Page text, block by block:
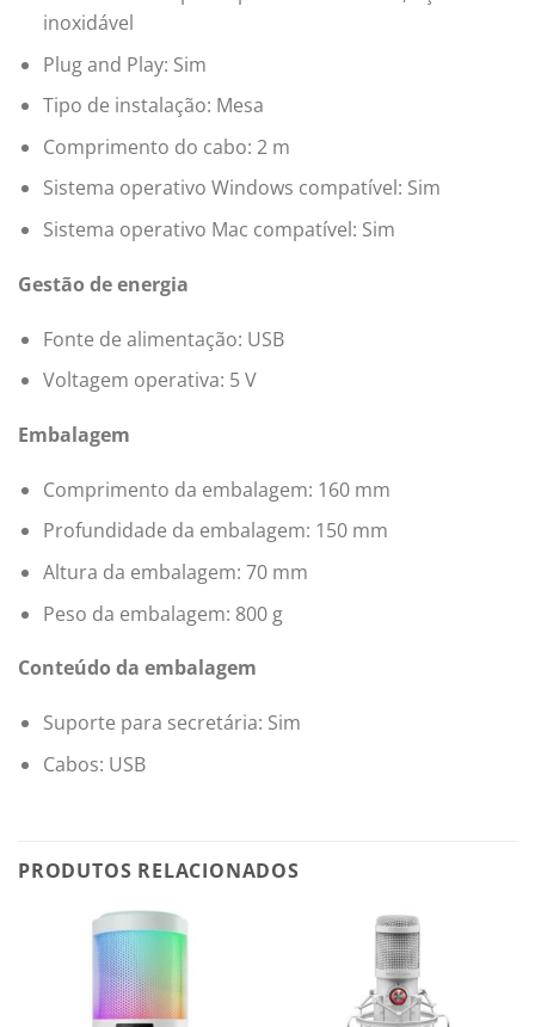
inoxidável
Plug and Play: Sim
Tipo de instalação: Mesa
Comprimento do cabo: 2 m
Sistema operativo Windows compatível: Sim
Sistema operativo Mac compatível: Sim
Gestão de energia
Fonte de alimentação: USB
Voltagem operativa: 5 V
Embalagem
Comprimento da embalagem: 160 mm
Profundidade da embalagem: 150 mm
Altura da embalagem: 70 mm
Peso da embalagem: 800 g
Conteúdo da embalagem
Suporte para secretária: Sim
Cabos: USB
PRODUTOS RELACIONADOS